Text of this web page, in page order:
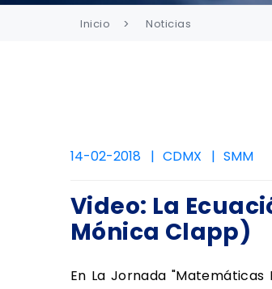
Inicio Noticias
14-02-2018 CDMX SMM
Video: La
Mónica Clapp)
En La Jornada "Matemáticas